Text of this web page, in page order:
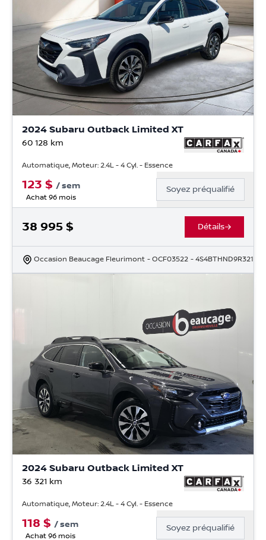
2024 Subaru Outback Limited XT
60 128 km
Automatique, Moteur: 2.4L - 4 Cyl. - Essence
123 $ /sem
Achat 96 mois
Soyez préqualifié
38 995 $ Détails
Occasion Beaucage Fleurimont - OCF03522 -
2024 Subaru Outback Limited XT
36 321 km
Automatique, Moteur: 2.4L - 4 Cyl. - Essence
118 $ /sem
Achat 96 mois
Soyez préqualifié